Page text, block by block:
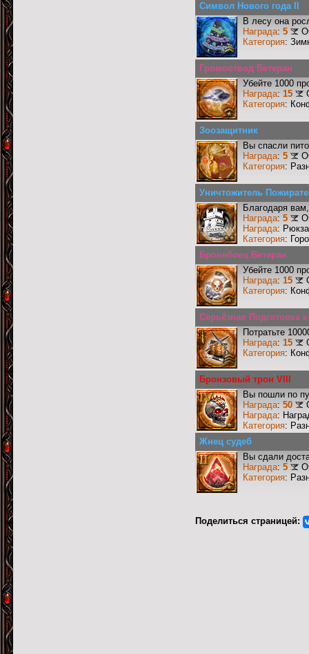
Символ Нового года II
В лесу она
Награда: 5
Категория:
Громоотвод Ветеран
Убейте 1000
Награда: 15
Категория:
Зоозащитник
Вы спасли
Награда: 5
Категория:
Уничтожитель
Благодаря
Награда: 5
Награда:
Категория:
Бронебоец Ветеран
Убейте 1000
Награда: 15
Категория:
Серьёзная Подготовка
Потратьте
Награда: 15
Категория:
Бронзовый трон VIII
Вы пошли по
Награда: 50
Награда:
Категория:
Жнец судеб
Вы сдали
Награда: 5
Категория:
Поделиться страницей: